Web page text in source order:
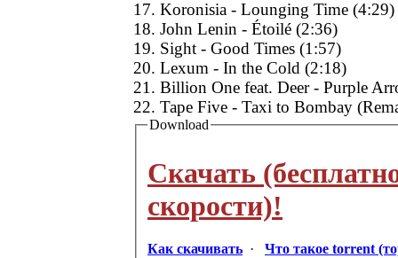
17. Koronisia - Lounging Time (4:29)
18. John Lenin - Étoilé (2:36)
19. Sight - Good Times (1:57)
20. Lexum - In the Cold (2:18)
21. Billion One feat. Deer - Purple
22. Tape Five - Taxi to Bombay
Download
Скачать
скорости)!
Как скачивать · Что такое torrent